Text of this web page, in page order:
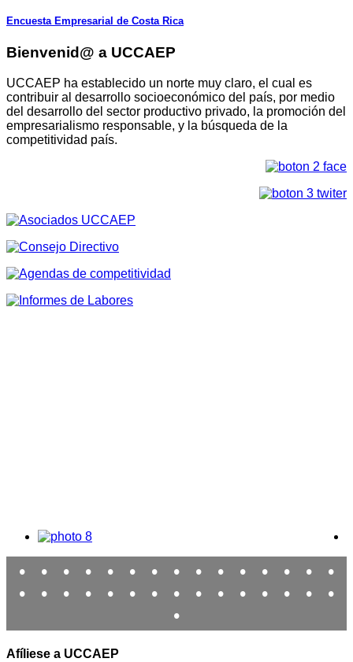
Encuesta Empresarial de Costa Rica
Bienvenid@ a UCCAEP
UCCAEP ha establecido un norte muy claro, el cual es
contribuir al desarrollo socioeconómico del país, por medio
del desarrollo del sector productivo privado, la promoción del
empresarialismo responsable, y la búsqueda de la
competitividad país.
• • • • • • • • • • • • • •
•
•
• • • • • • • • • • • • •
•
•
Afíliese a UCCAEP